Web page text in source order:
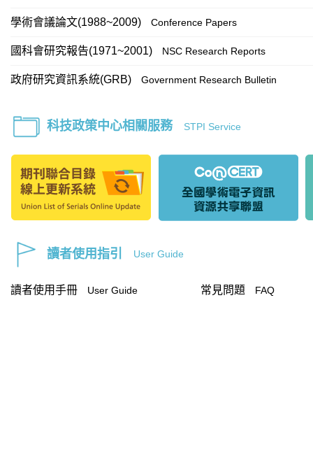
學術會議論文(1988~2009) Conference Papers
國科會研究報告(1971~2001) NSC Research Reports
政府研究資訊系統(GRB) Government Research Bulletin
科技政策中心相關服務 STPI Service
讀者使用指引 User Guide
讀者使用手冊 User Guide 常見問題 FAQ